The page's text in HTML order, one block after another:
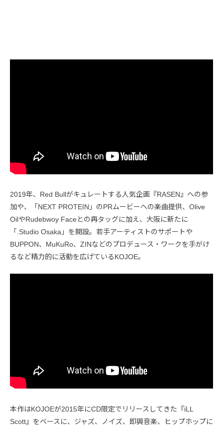
2019年、Red Bullがキュレートする人気企画『RASEN』への参
加や、「NEXT PROTEIN」のPRムービーへの楽曲提供、Olive
OilやRudebwoy Faceとの再タッグに加え、大阪に新たに
「.Studio Osaka」を開設。若手アーティストのサポートや
BUPPON、MuKuRo、ZINなどのプロデュース・ワークを手がけ
るなど精力的に活動を広げているKOJOE。
本作はKOJOEが2015年にCD限定でリリースしてきた『iLL
Scott』をベースに、ジャズ、ノイズ、即興音楽、ヒップホップに